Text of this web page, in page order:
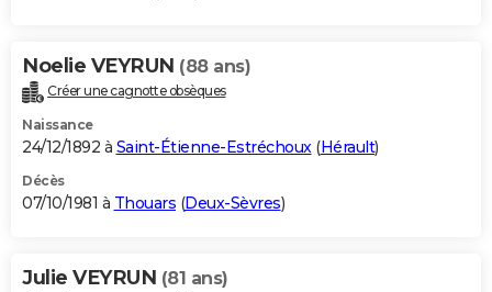
Noelie VEYRUN (88 ans)
Créer une cagnotte obsèques
Naissance
24/12/1892 à Saint-Étienne-Estréchoux(Hérault)
Décès
07/10/1981 à Thouars (Deux-Sèvres)
Julie VEYRUN (81 ans)